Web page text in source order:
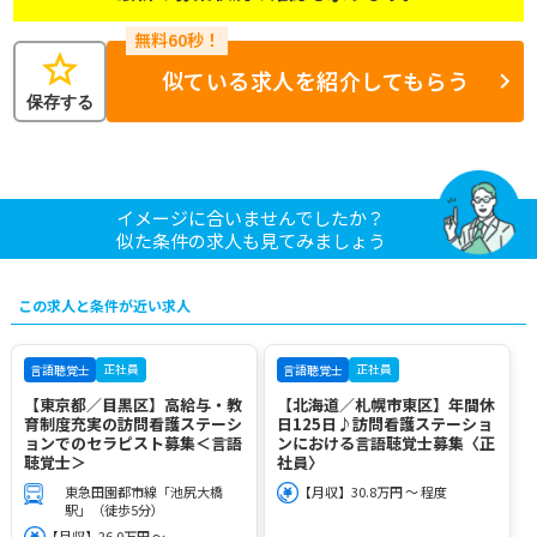
star
保存する
似ている求人を紹介してもらう
イメージに合いませんでしたか？
似た条件の求人も見てみましょう
この求人と条件が近い求人
言語聴覚士 正社員
【東京都／目黒区】高給与・教
育制度充実の訪問看護ステーシ
ョンでのセラピスト募集＜言語
聴覚士＞
東急田園都市線「池尻大橋
駅」（徒歩5分）
言語聴覚士 正社員
【北海道／札幌市東区】年間休
日125日♪訪問看護ステーショ
ンにおける言語聴覚士募集〈正
社員〉
【月収】30.8万円 ～ 程度